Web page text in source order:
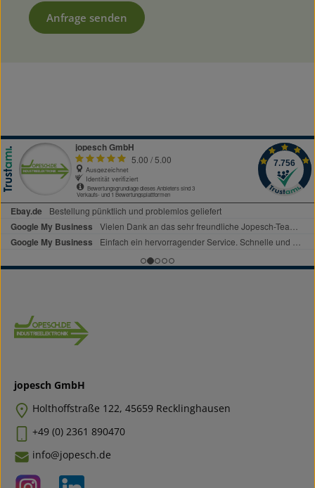
Anfrage senden
jopesch GmbH
Holthoffstraße 122, 45659 Recklinghausen
+49 (0) 2361 890470
info@jopesch.de